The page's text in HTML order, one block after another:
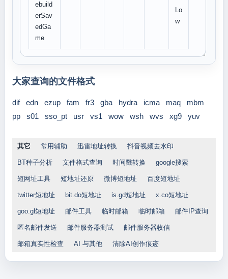
ebuild
erSav
edGa
me
Lo
w
大家查询的文件格式
dif edn ezup fam fr3 gba hydra icma maq
mbm
pp
s01 sso_pt usr vs1 wow wsh wvs xg9 yuv
其它 常用辅助 迅雷地址转换 抖音视频去水印
BT种子分析 文件格式查询 时间戳转换 google搜索
短网址工具 短地址还原 微博短地址 百度短地址
twitter短地址 bit.do短地址 is.gd短地址 x.co短地址
goo.gl短地址 邮件工具 临时邮箱 临时邮箱 邮件IP查询
匿名邮件发送 邮件服务器测试 邮件服务器收信
邮箱真实性检查 AI 与其他 清除AI创作痕迹